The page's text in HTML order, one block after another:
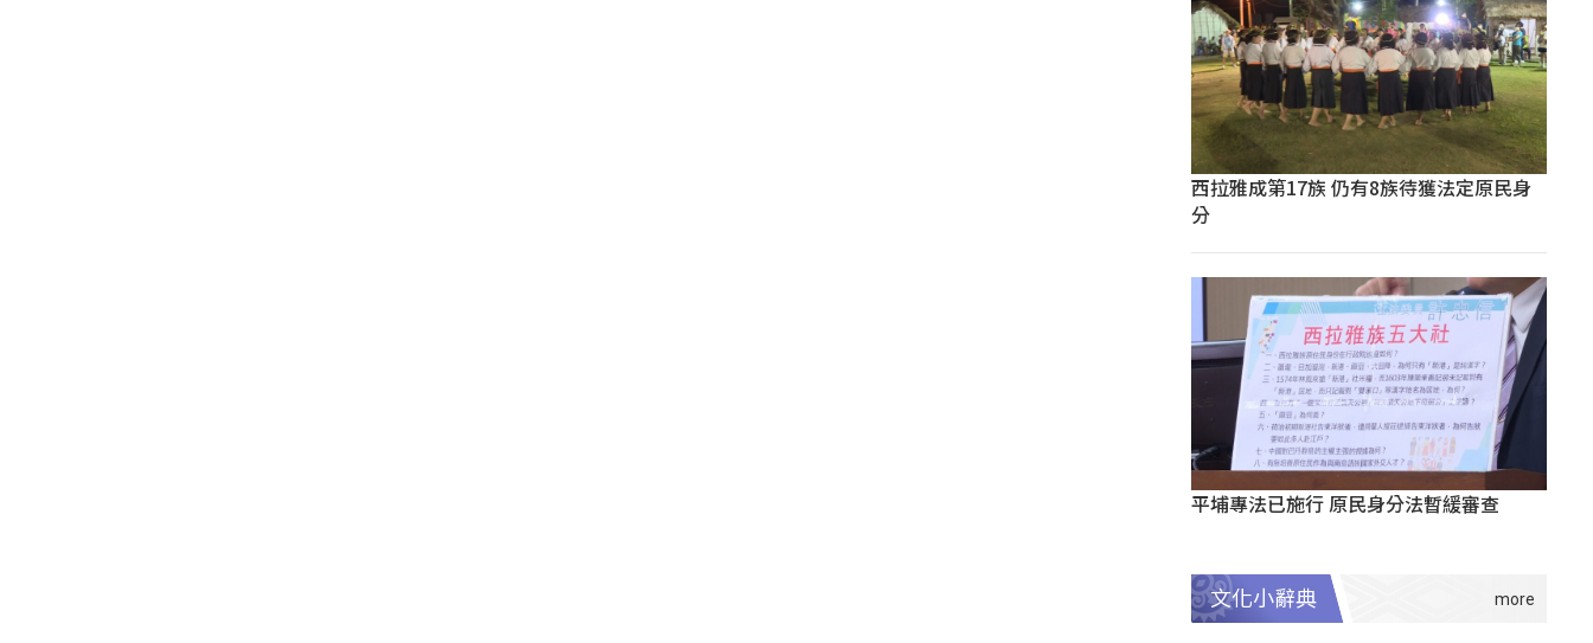
西拉雅成第17族 仍有8族待獲法定原民身
分
平埔專法已施行 原民身分法暫緩審查
文化小辭典